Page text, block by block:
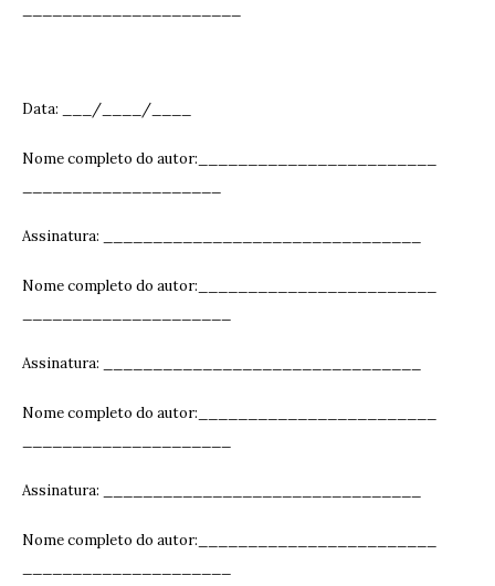
Data: ___/____/____
Nome completo do autor:________________________
Assinatura: ______________________________
Nome completo do autor:________________________
Assinatura: ______________________________
Nome completo do autor:________________________
Assinatura: ______________________________
Nome completo do autor:________________________